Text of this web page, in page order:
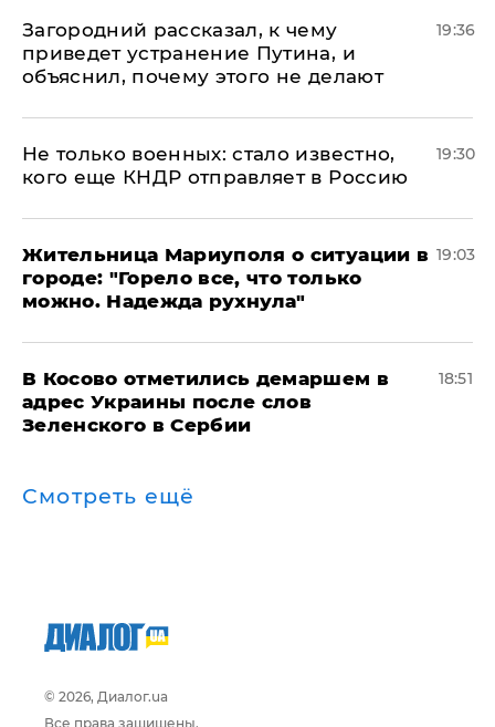
Загородний рассказал, к чему
приведет устранение Путина, и
объяснил, почему этого не делают
19:36
Не только военных: стало известно,
кого еще КНДР отправляет в Россию
19:30
Жительница Мариуполя о ситуации в
городе: "Горело все, что только
можно. Надежда рухнула"
19:03
В Косово отметились демаршем в
адрес Украины после слов
Зеленского в Сербии
18:51
Смотреть ещё
© 2026, Диалог.ua
Все права защищены.